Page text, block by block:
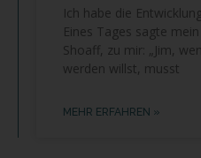
Ich habe die
Eines Tages sagte
Shoaff, zu mir: „Jim,
werden willst, musst
MEHR ERFAHREN »